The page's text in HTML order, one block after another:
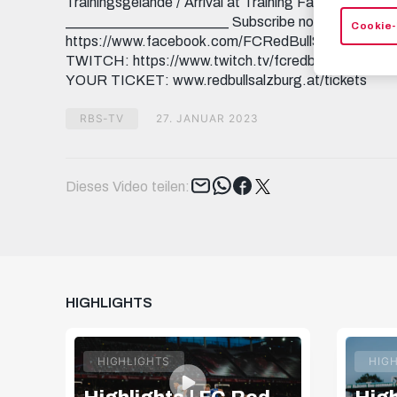
_______________________ Subscribe now to FC
https://www.facebook.com/FCRedBullSalzburg
TWITCH: https://www.twitch.tv/fcredbullsalzburg
YOUR TICKET: www.redbullsalzburg.at/tickets
RBS-TV 27. JANUAR 2023
Dieses Video teilen: Tweet
HIGHLIGHTS
HIGHLIGHTS